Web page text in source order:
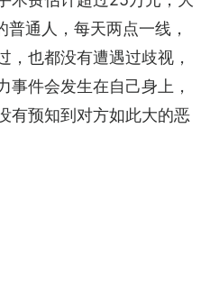
普通人，每天两点一线，
，也都没有遭遇过歧视，
事件会发生在自己身上，
有预知到对方如此大的恶